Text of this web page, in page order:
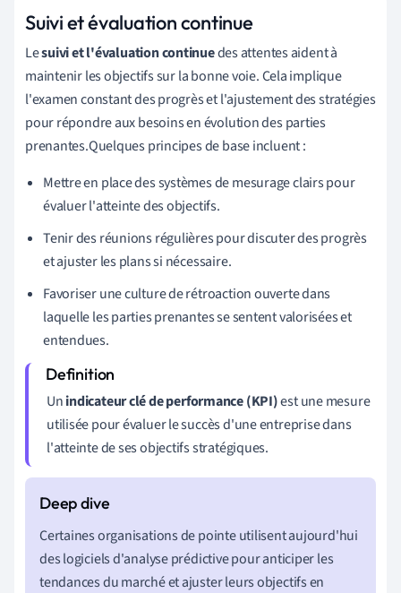
Suivi et évaluation continue
Lesuivi et l'évaluation continuedes attentes aident à
maintenir les objectifs sur la bonne voie. Cela implique
l'examen constant des progrès et l'ajustement des stratégies
pour répondre aux besoins en évolution des parties
prenantes.Quelques principes de base incluent :
Mettre en place des systèmes de mesurage clairs pour
évaluer l'atteinte des objectifs.
Tenir des réunions régulières pour discuter des progrès
et ajuster les plans si nécessaire.
Favoriser une culture de rétroaction ouverte dans
laquelle les parties prenantes se sentent valorisées et
entendues.
Unindicateur clé de performance (KPI)est une mesure
utilisée pour évaluer le succès d'une entreprise dans
l'atteinte de ses objectifs stratégiques.
Certaines organisations de pointe utilisent aujourd'hui
des logiciels d'analyse prédictive pour anticiper les
tendances du marché et ajuster leurs objectifs en